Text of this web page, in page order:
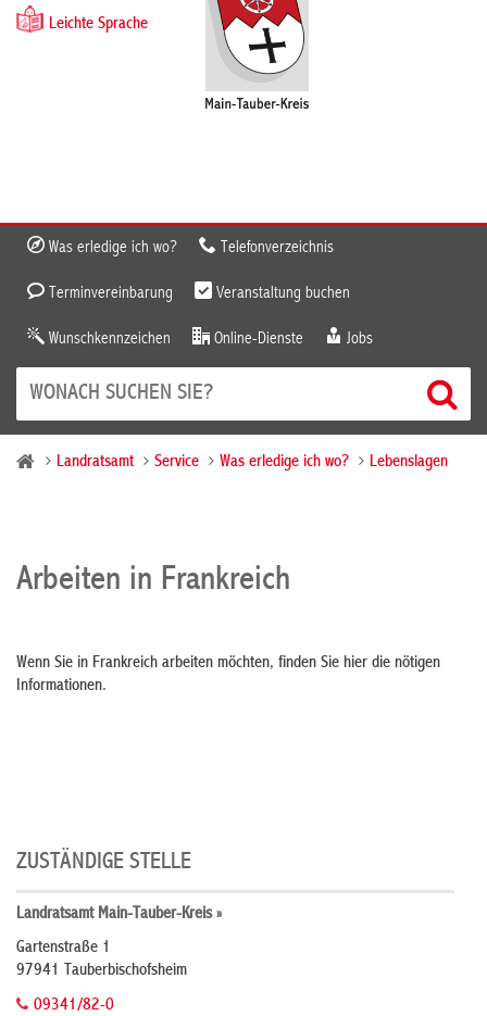
Leichte Sprache
Was erledige ich wo? Telefonverzeichnis
Terminvereinbarung Veranstaltung buchen
Wunschkennzeichen Online-Dienste Jobs
Landratsamt Service Was erledige ich wo? Lebenslagen
Arbeiten in Frankreich
Wenn Sie in Frankreich arbeiten möchten, finden Sie hier die nötigen
Informationen.
ZUSTÄNDIGE STELLE
Landratsamt Main-Tauber-Kreis »
Gartenstraße 1
97941 Tauberbischofsheim
09341/82-0